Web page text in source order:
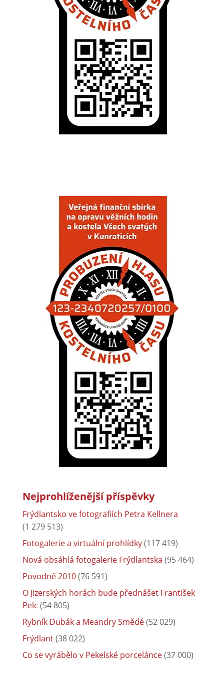
Nejprohlíženější příspěvky
Frýdlantsko ve fotografiích Petra Kellnera
(1 279 513)
Fotogalerie a virtuální prohlídky(117 419)
Nová obsáhlá fotogalerie Frýdlantska (95 464)
Povodně 2010(76 591)
O Jizerských horách bude přednášet František
Pelc (54 805)
Rybník Dubák a Meandry Smědé(52 029)
Frýdlant(38 022)
Co se vyrábělo v Pekelské porcelánce(37 000)